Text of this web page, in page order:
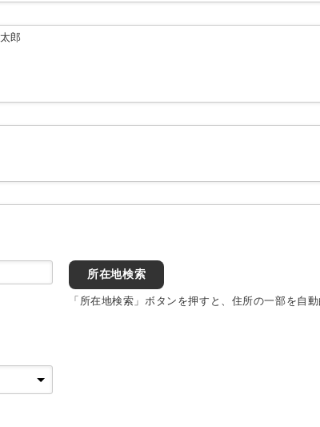
郎
所在地検索
「所在地検索」ボタンを押すと、住所の一部を自動